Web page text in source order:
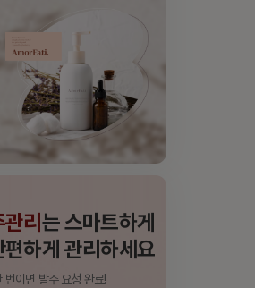
리 는 스마트하게
편하게 관리하세요
번이면 발주 요청 완료!